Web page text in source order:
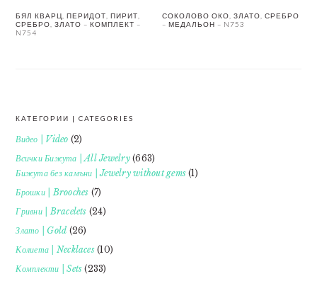
БЯЛ КВАРЦ, ПЕРИДОТ, ПИРИТ,
СРЕБРО, ЗЛАТО – КОМПЛЕКТ –
N754
СОКОЛОВО ОКО, ЗЛАТО, СРЕБРО
– МЕДАЛЬОН – N753
FOOTER
КАТЕГОРИИ | CATEGORIES
Видео | Video (2)
Всички Бижута | All Jewelry(663)
Бижута без камъни | Jewelry without gems (1)
Брошки | Brooches (7)
Гривни | Bracelets (24)
Злато | Gold (26)
Колиета | Necklaces(10)
Комплекти | Sets (233)